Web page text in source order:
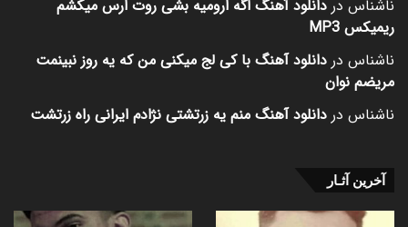
ناشناس در دانلود آهنگ اگه ارومیه بشی روت ارس میکشم
ریمیکس MP3
ناشناس در دانلود آهنگ با کی لج میکنی من که یه روز نبینمت
مریضم نوان
ناشناس در دانلود آهنگ منم یه زرتشتی نژادم ایرانی راه زرتشت
آخرین آثـار